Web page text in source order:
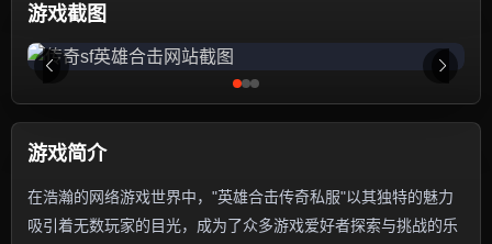
游戏截图
游戏简介
在浩瀚的网络游戏世界中，"英雄合击传奇私服"以其独特的魅力
吸引着无数玩家的目光，成为了众多游戏爱好者探索与挑战的乐